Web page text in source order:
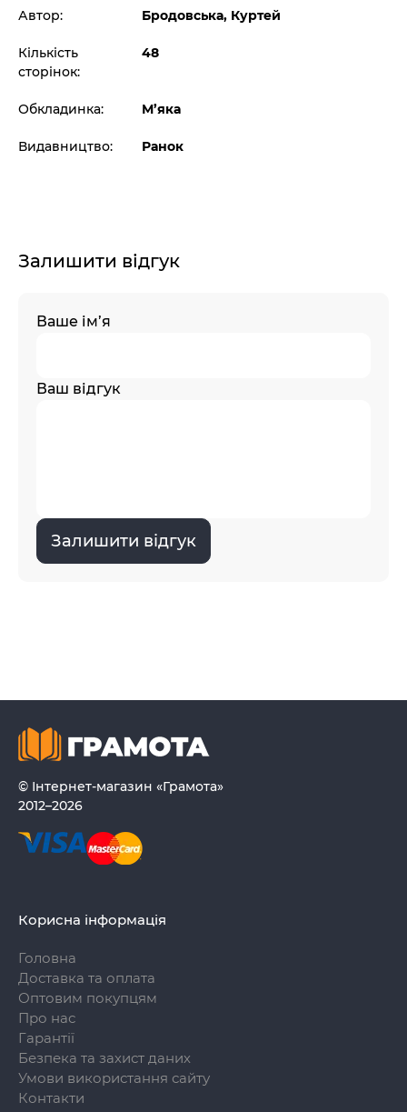
Автор: Бродовська, Куртей
Кількість
сторінок:
48
Обкладинка: М’яка
Видавництво: Ранок
Залишити відгук
Ваше ім’я
Ваш відгук
Залишити відгук
© Інтернет-магазин «Грамота»
2012–2026
Корисна інформація
Головна
Доставка та оплата
Оптовим покупцям
Про нас
Гарантії
Безпека та захист даних
Умови використання сайту
Контакти